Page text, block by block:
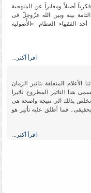
أصیلاً ومغایراً عن المنهجیة
التامة بینه وبین الله عزّوجلّ فی
الفقهاء العظام: «الأُصولیة
اقرأ أكثر...
المتعلقة بتاثیر الزمان
هذا التاثیر المطروح تاثیرا
بذلك الى نتیجة واضحة هی
فما أطلق علیه تأثیر هو
اقرأ أكثر...
تقلید الأعلم ؟ وماالدلیل
العالمیة للعلوم الإسلامیة